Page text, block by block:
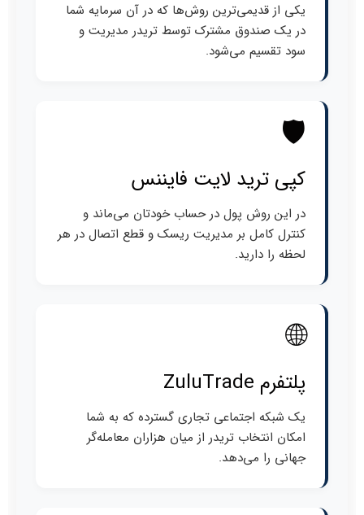
یکی از قدیمی‌ترین روش‌ها که در آن سرمایه شما
در یک صندوق مشترک توسط تریدر مدیریت و
سود تقسیم می‌شود.
🛡️
کپی ترید لایت فایننس
در این روش پول در حساب خودتان می‌ماند و
کنترل کامل بر مدیریت ریسک و قطع اتصال در هر
لحظه را دارید.
🌐
پلتفرم ZuluTrade
یک شبکه اجتماعی تجاری گسترده که به شما
امکان انتخاب تریدر از میان هزاران معامله‌گر
جهانی را می‌دهد.